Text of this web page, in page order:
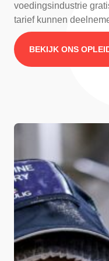
voedingsindustrie
tarief kunnen
BEKIJK ONS